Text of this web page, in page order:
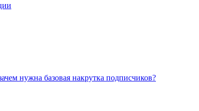
нужна базовая накрутка подписчиков?